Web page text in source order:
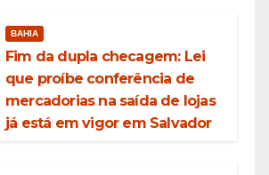
BAHIA
Fim da dupla checagem: Lei
que proíbe conferência de
mercadorias na saída de lojas
já está em vigor em Salvador